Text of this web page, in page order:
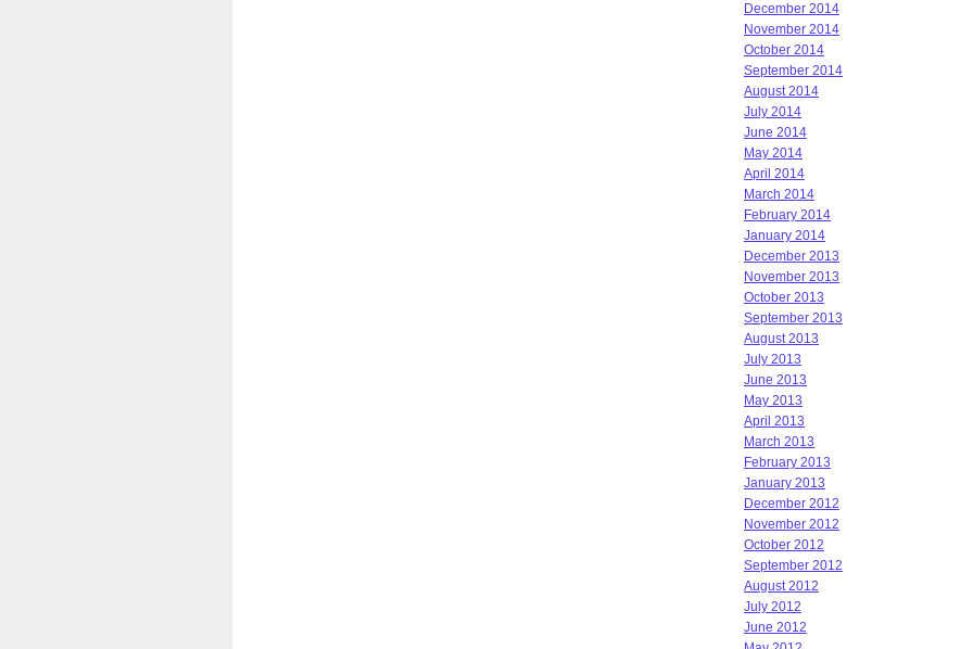
December 2014
November 2014
October 2014
September 2014
August 2014
July 2014
June 2014
May 2014
April 2014
March 2014
February 2014
January 2014
December 2013
November 2013
October 2013
September 2013
August 2013
July 2013
June 2013
May 2013
April 2013
March 2013
February 2013
January 2013
December 2012
November 2012
October 2012
September 2012
August 2012
July 2012
June 2012